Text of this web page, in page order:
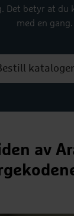
Det betyr at du
med en gang.
av